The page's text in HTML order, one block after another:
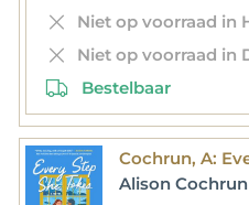
Niet op voorraad in
Niet op voorraad in
Bestelbaar
Cochrun, A:
Alison Cochrun